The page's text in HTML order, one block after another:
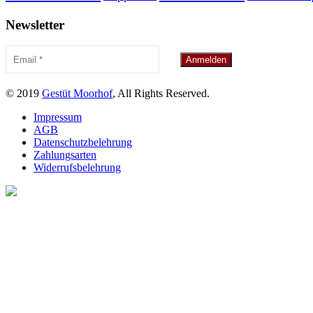
Newsletter
© 2019 Gestüt Moorhof, All Rights Reserved.
Impressum
AGB
Datenschutzbelehrung
Zahlungsarten
Widerrufsbelehrung